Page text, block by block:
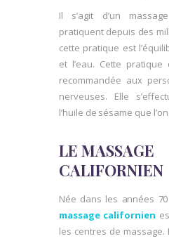
Il s’agit d’un
pratiquent depuis des
cette pratique est
et l’eau. Cette pratique
recommandée aux
nerveuses. Elle
l’huile de sésame que
LE MASSAGE
CALIFORNIEN
Née dans les années
massage californien
les centres de massage.